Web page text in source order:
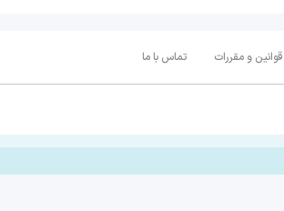
قوانین و مقررات تماس با ما